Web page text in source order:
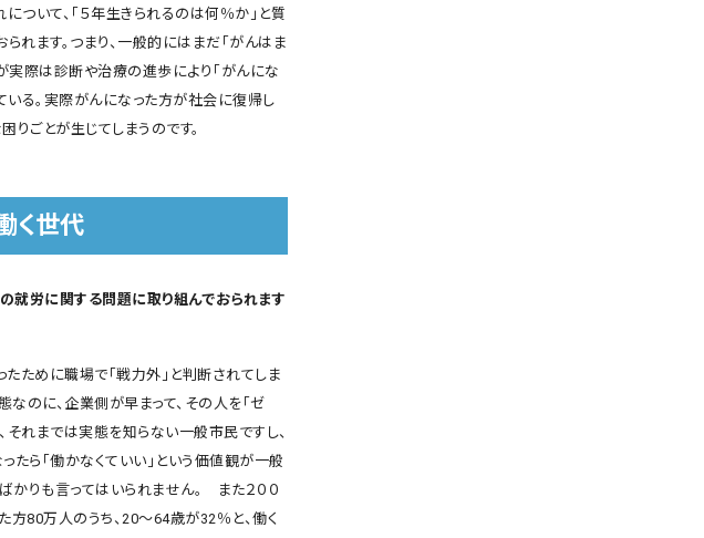
ついて、「５年生きられるのは何％か」と質
れます。つまり、一般的にはまだ「がんはま
が実際は診断や治療の進歩により「がんにな
いる。実際がんになった方が社会に復帰し
りごとが生じてしまうのです。
く世代
就労に関する問題に取り組んでおられます
ために職場で「戦力外」と判断されてしま
のに、企業側が早まって、その人を「ゼ
それまでは実態を知らない一般市民ですし、
たら「働かなくていい」という価値観が一般
かりも言ってはいられません。 また２００
方80万人のうち、20〜64歳が32％と、働く